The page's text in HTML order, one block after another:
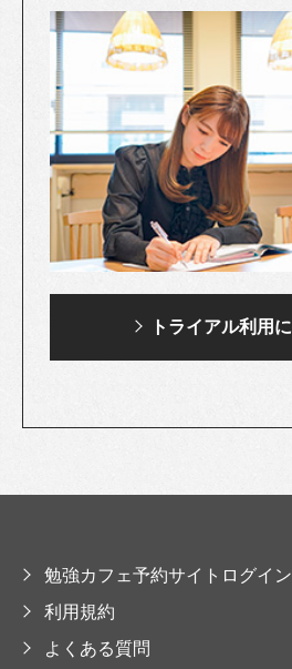
トライアル利用に
勉強カフェ予約サイトログイン
利用規約
よくある質問